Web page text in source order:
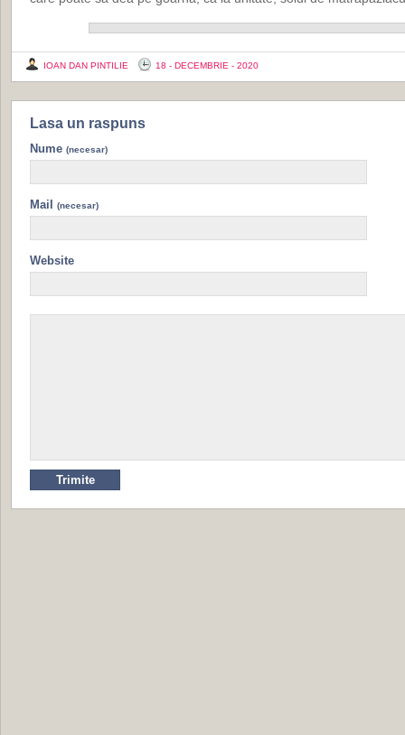
IOAN DAN PINTILIE 18 - DECEMBRIE - 2020
Lasa un raspuns
Nume (necesar)
Mail (necesar)
Website